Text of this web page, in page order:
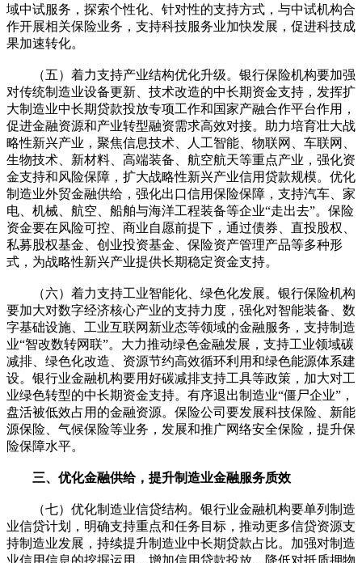
域中试服务，探索个性化、针对性的支持方式，与中试机构合
作开展相关保险业务，支持科技服务业加快发展，促进科技成
果加速转化。
（五）着力支持产业结构优化升级。银行保险机构要加强
对传统制造业设备更新、技术改造的中长期资金支持，发挥扩
大制造业中长期贷款投放专项工作和国家产融合作平台作用，
促进金融资源和产业转型融资需求高效对接。助力培育壮大战
略性新兴产业，聚焦信息技术、人工智能、物联网、车联网、
生物技术、新材料、高端装备、航空航天等重点产业，强化资
金支持和风险保障，扩大战略性新兴产业信用贷款规模。优化
制造业外贸金融供给，强化出口信用保险保障，支持汽车、家
电、机械、航空、船舶与海洋工程装备等企业“走出去”。保险
资金要在风险可控、商业自愿前提下，通过债券、直投股权、
私募股权基金、创业投资基金、保险资产管理产品等多种形
式，为战略性新兴产业提供长期稳定资金支持。
（六）着力支持工业智能化、绿色化发展。银行保险机构
要加大对数字经济核心产业的支持力度，强化对智能装备、数
字基础设施、工业互联网新业态等领域的金融服务，支持制造
业“智改数转网联”。大力推动绿色金融发展，支持工业领域碳
减排、绿色化改造、资源节约高效循环利用和绿色能源体系建
设。银行业金融机构要用好碳减排支持工具等政策，加大对工
业绿色转型的中长期资金支持。有序退出制造业“僵尸企业”，
盘活被低效占用的金融资源。保险公司要发展科技保险、新能
源保险、气候保险等业务，发展和推广网络安全保险，提升保
险保障水平。
三、优化金融供给，提升制造业金融服务质效
（七）优化制造业信贷结构。银行业金融机构要单列制造
业信贷计划，明确支持重点和任务目标，推动更多信贷资源支
持制造业发展，持续提升制造业中长期贷款占比。加强对制造
业信用信息的挖掘运用，增加信用贷款投放，降低对抵质押物